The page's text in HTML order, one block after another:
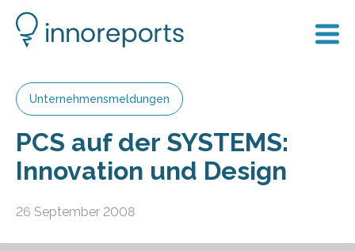
Unternehmensmeldungen
PCS auf der SYSTEMS:
Innovation und Design
26 September 2008